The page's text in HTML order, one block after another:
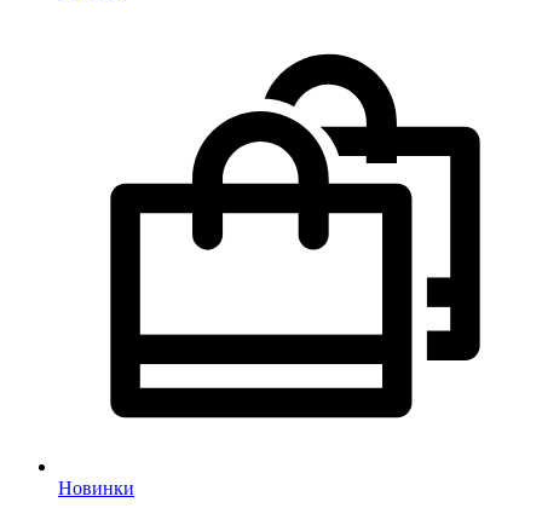
Новинки